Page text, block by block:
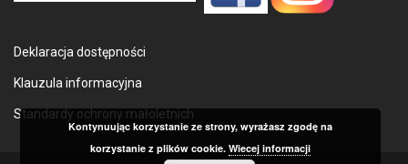
Deklaracja dostępności
Klauzula informacyjna
Standardy ochrony małoletnich
Kontynuując korzystanie ze strony, wyrażasz zgodę na
korzystanie z plików cookie.Wiecej informacji